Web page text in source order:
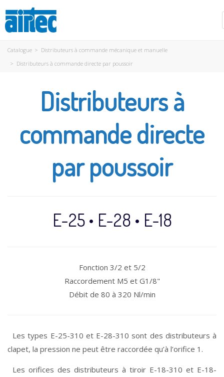
Catalogue > Distributeurs à commande mécanique et manuelle
> Distributeurs à commande directe par poussoir
Distributeurs à
commande directe
par poussoir
E-25 • E-28 • E-18
Fonction 3/2 et 5/2
Raccordement M5 et G1/8"
Débit de 80 à 320 Nl/min
Les types E-25-310 et E-28-310 sont des distributeurs à
clapet, la pression ne peut être raccordée qu’à l’orifice 1.
Les orifices des distributeurs à tiroir E-18-310 et E-18-